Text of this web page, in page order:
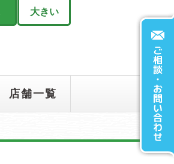
大きい
店舗一覧